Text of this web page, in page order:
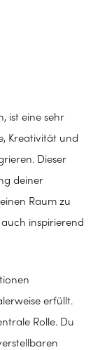
ist eine sehr
Kreativität und
Dieser
deiner
Raum zu
inspirierend
erfüllt.
Rolle. Du